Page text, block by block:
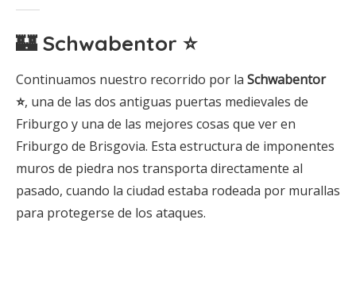
🏰 Schwabentor ⭐
Continuamos nuestro recorrido por la Schwabentor
⭐, una de las dos antiguas puertas medievales de
Friburgo y una de las mejores cosas que ver en
Friburgo de Brisgovia. Esta estructura de imponentes
muros de piedra nos transporta directamente al
pasado, cuando la ciudad estaba rodeada por murallas
para protegerse de los ataques.